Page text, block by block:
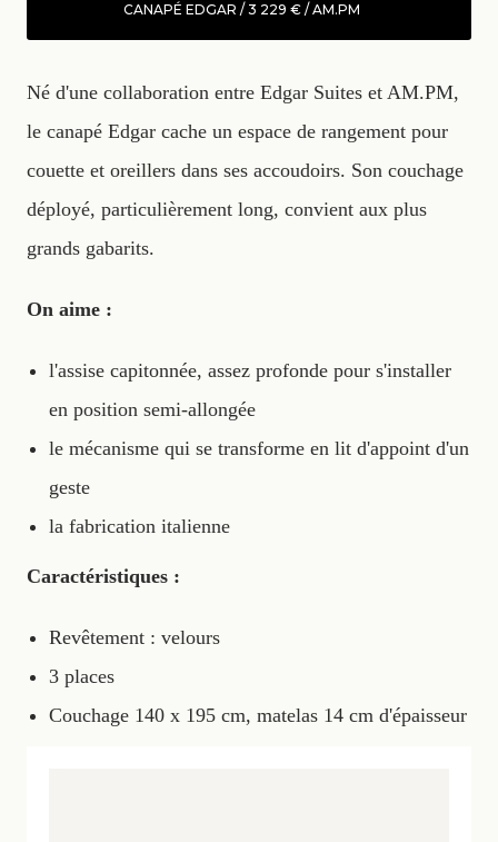
CANAPÉ EDGAR / 3 229 € / AM.PM
Né d'une collaboration entre Edgar Suites et AM.PM,
le canapé Edgar cache un espace de rangement pour
couette et oreillers dans ses accoudoirs. Son couchage
déployé, particulièrement long, convient aux plus
grands gabarits.
On aime :
l'assise capitonnée, assez profonde pour s'installer
en position semi-allongée
le mécanisme qui se transforme en lit d'appoint d'un
geste
la fabrication italienne
Caractéristiques :
Revêtement : velours
3 places
Couchage 140 x 195 cm, matelas 14 cm d'épaisseur